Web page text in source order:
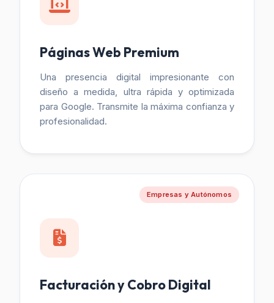
Páginas Web Premium
Una presencia digital impresionante con
diseño a medida, ultra rápida y optimizada
para Google. Transmite la máxima confianza y
profesionalidad.
Empresas y Autónomos
Facturación y Cobro Digital